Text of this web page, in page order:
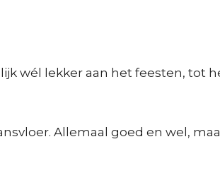
wél lekker aan het feesten, tot
Allemaal goed en wel,